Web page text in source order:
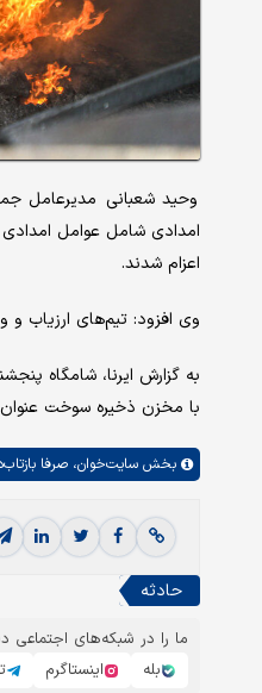
امدادی شامل عوامل
اعزام شدند.
وی افزود: تیم‌های ارزیاب
به گزارش ایرنا، شامگاه
با مخزن ذخیره سوخت
بخش سایت‌خوان، صرفا
حادثه
ما را در شبکه‌های اجتماعی
بله
اینستاگرم